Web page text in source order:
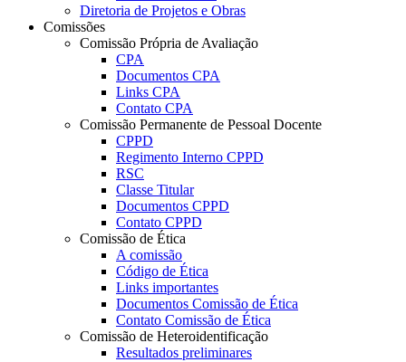
Diretoria de Projetos e Obras
Comissões
Comissão Própria de Avaliação
CPA
Documentos CPA
Links CPA
Contato CPA
Comissão Permanente de Pessoal Docente
CPPD
Regimento Interno CPPD
RSC
Classe Titular
Documentos CPPD
Contato CPPD
Comissão de Ética
A comissão
Código de Ética
Links importantes
Documentos Comissão de Ética
Contato Comissão de Ética
Comissão de Heteroidentificação
Resultados preliminares